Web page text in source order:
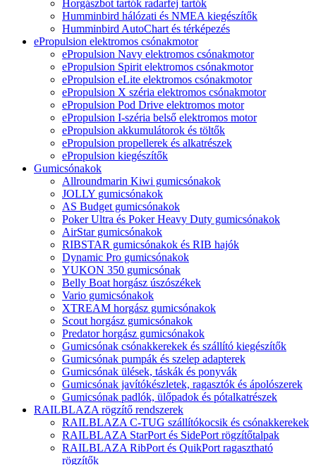
Horgászbot tartók radarfej tartók
Humminbird hálózati és NMEA kiegészítők
Humminbird AutoChart és térképezés
ePropulsion elektromos csónakmotor
ePropulsion Navy elektromos csónakmotor
ePropulsion Spirit elektromos csónakmotor
ePropulsion eLite elektromos csónakmotor
ePropulsion X széria elektromos csónakmotor
ePropulsion Pod Drive elektromos motor
ePropulsion I-széria belső elektromos motor
ePropulsion akkumulátorok és töltők
ePropulsion propellerek és alkatrészek
ePropulsion kiegészítők
Gumicsónakok
Allroundmarin Kiwi gumicsónakok
JOLLY gumicsónakok
AS Budget gumicsónakok
Poker Ultra és Poker Heavy Duty gumicsónakok
AirStar gumicsónakok
RIBSTAR gumicsónakok és RIB hajók
Dynamic Pro gumicsónakok
YUKON 350 gumicsónak
Belly Boat horgász úszószékek
Vario gumicsónakok
XTREAM horgász gumicsónakok
Scout horgász gumicsónakok
Predator horgász gumicsónakok
Gumicsónak csónakkerekek és szállító kiegészítők
Gumicsónak pumpák és szelep adapterek
Gumicsónak ülések, táskák és ponyvák
Gumicsónak javítókészletek, ragasztók és ápolószerek
Gumicsónak padlók, ülőpadok és pótalkatrészek
RAILBLAZA rögzítő rendszerek
RAILBLAZA C-TUG szállítókocsik és csónakkerekek
RAILBLAZA StarPort és SidePort rögzítőtalpak
RAILBLAZA RibPort és QuikPort ragasztható
rögzítők